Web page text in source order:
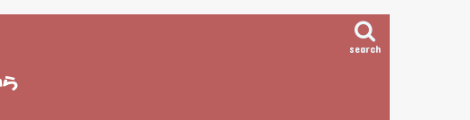
search